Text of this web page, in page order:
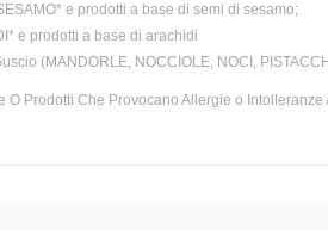
e prodotti a base di semi di sesamo;
e prodotti a base di arachidi
(MANDORLE, NOCCIOLE, NOCI,
O Prodotti Che Provocano Allergie o Intolleranze